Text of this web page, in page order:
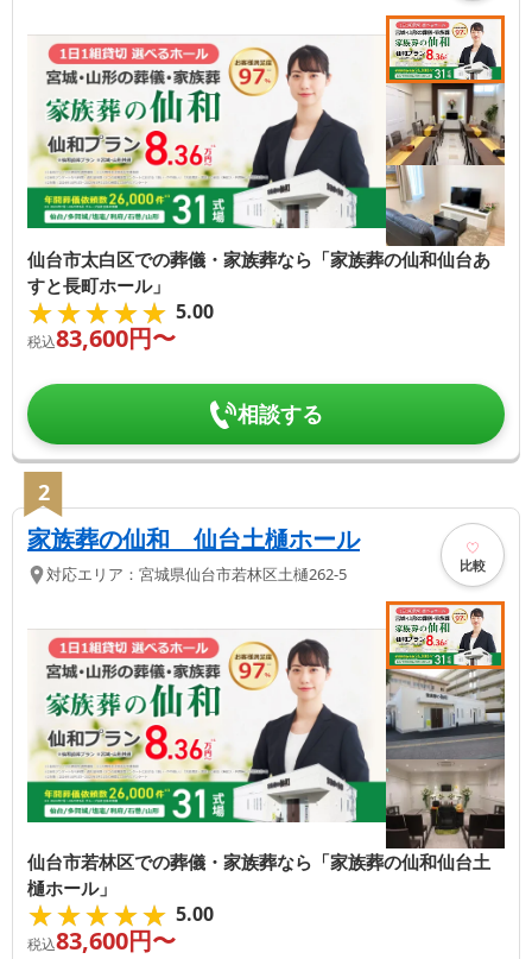
仙台市太白区での葬儀・家族葬なら「家族葬の仙和仙台あ
すと長町ホール」
★★★★★
★★★★★ 5.00
税込83,600円〜
相談する
2
家族葬の仙和 仙台土樋ホール
対応エリア： 宮城県仙台市若林区土樋262-5 比較
仙台市若林区での葬儀・家族葬なら「家族葬の仙和仙台土
樋ホール」
★★★★★
★★★★★ 5.00
税込83,600円〜